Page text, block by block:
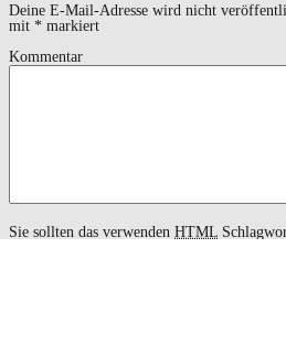
Deine E-Mail-Adresse wird nicht
mit * markiert
Kommentar
Sie sollten das verwenden HTML